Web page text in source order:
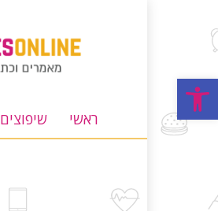
פתח סרגל נגישות
וכתבות
אונליין
ראשי שיפוצים